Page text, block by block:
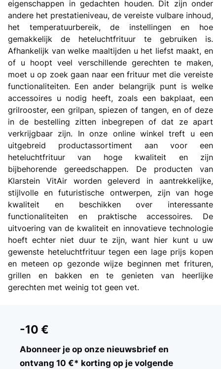
eigenschappen in gedachten houden. Dit zijn onder
andere het prestatieniveau, de vereiste vulbare inhoud,
het temperatuurbereik, de instellingen en hoe
gemakkelijk de heteluchtfrituur te gebruiken is.
Afhankelijk van welke maaltijden u het liefst maakt, en
of u hoopt veel verschillende gerechten te maken,
moet u op zoek gaan naar een frituur met die vereiste
functionaliteiten. Een ander belangrijk punt is welke
accessoires u nodig heeft, zoals een bakplaat, een
grilrooster, een grilpan, spiezen of tangen, en of deze
in de bestelling zitten inbegrepen of dat ze apart
verkrijgbaar zijn. In onze online winkel treft u een
uitgebreid productassortiment aan voor een
heteluchtfrituur van hoge kwaliteit en zijn
bijbehorende gereedschappen. De producten van
Klarstein VitAir worden geleverd in aantrekkelijke,
stijlvolle en futuristische ontwerpen, zijn van hoge
kwaliteit en beschikken over interessante
functionaliteiten en praktische accessoires. De
uitvoering van de kwaliteit en innovatieve technologie
hoeft echter niet duur te zijn, want hier kunt u uw
gewenste heteluchtfrituur tegen een lage prijs kopen
en meteen op gezonde wijze beginnen met frituren,
grillen en bakken en te genieten van heerlijke
gerechten met weinig tot geen vet.
-10 €
Abonneer je op onze nieuwsbrief en
ontvang 10 €* korting op je volgende